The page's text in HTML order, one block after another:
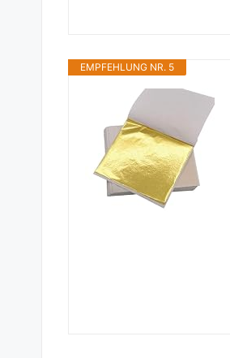
EMPFEHLUNG NR. 5